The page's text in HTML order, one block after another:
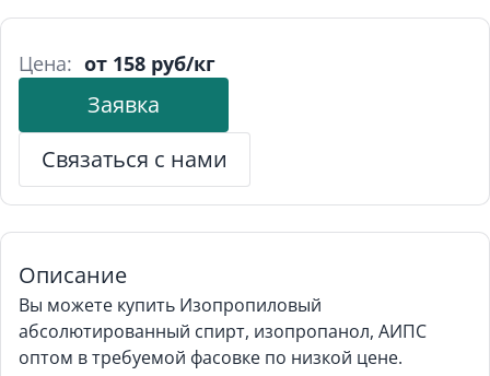
Цена: от 158 руб/кг
Заявка
Связаться с нами
Описание
Вы можете купить Изопропиловый
абсолютированный спирт, изопропанол, АИПС
оптом в требуемой фасовке по низкой цене.